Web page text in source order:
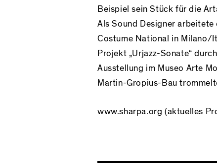
Beispiel sein Stück für die
Als Sound Designer arbeitete
Costume National in Milano/
Projekt „Urjazz-Sonate“
Ausstellung im Museo Arte
Martin-Gropius-Bau
www.sharpa.org (aktuelles